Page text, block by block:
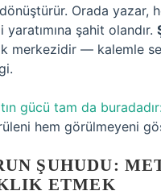
Orada yazar,
yaratımına şahit olandır.
merkezidir — kalemle
gücü tam da
hem görülmeyeni
ŞUHUDU:
ETMEK